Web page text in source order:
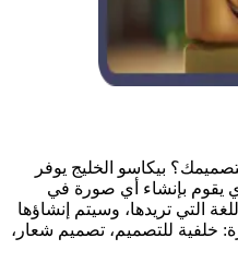
بيكاسو الخليج يوفر
يقوم بإنشاء أي صورة في
التي تريدها، وسيتم إنشاؤها
خلفية للتصميم، تصميم شعار،